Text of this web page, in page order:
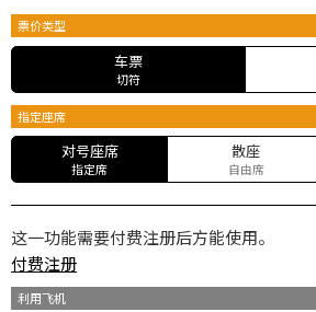
票价类型
车票
切符
指定座席
对号座席
指定席
散座
自由席
这一功能需要付费注册后方能使用。
付费注册
利用飞机